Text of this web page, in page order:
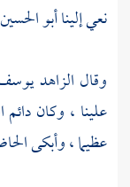
نعي إليناأبو الحسين
وقال الزاهد
علينا ، وكان
عظيما ، وأبكى